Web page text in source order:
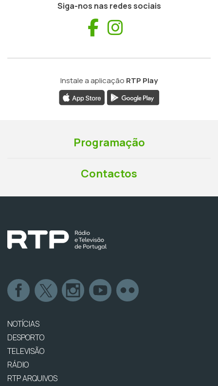
Siga-nos nas redes sociais
Facebook
Instale a aplicação RTP Play
Programação
Contactos
NOTÍCIAS
DESPORTO
TELEVISÃO
RÁDIO
RTP ARQUIVOS